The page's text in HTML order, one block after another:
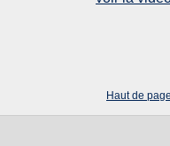
Haut de page